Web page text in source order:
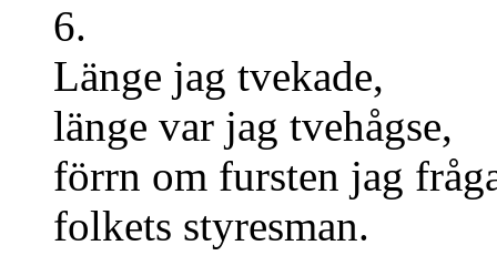
6.
Länge jag tvekade,
länge var jag tvehågse,
förrn om fursten jag
folkets styresman.